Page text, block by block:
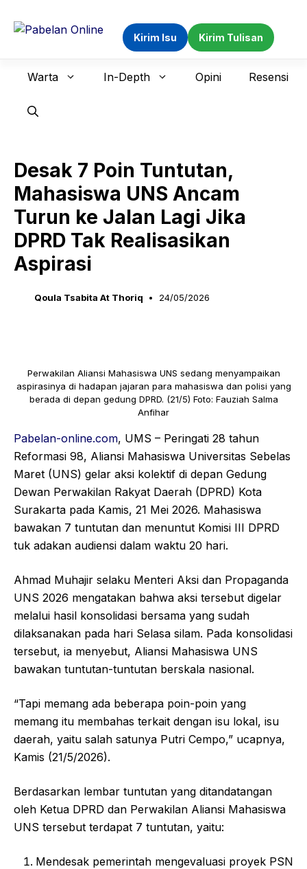
Kirim Isu Kirim Tulisan
Warta In-Depth Opini Resensi
Desak 7 Poin Tuntutan,
Mahasiswa UNS Ancam
Turun ke Jalan Lagi Jika
DPRD Tak Realisasikan
Aspirasi
Qoula Tsabita At Thoriq 24/05/2026
Perwakilan Aliansi Mahasiswa UNS sedang menyampaikan
aspirasinya di hadapan jajaran para mahasiswa dan polisi yang
berada di depan gedung DPRD. (21/5) Foto: Fauziah Salma
Anfihar
Pabelan-online.com, UMS – Peringati 28 tahun
Reformasi 98, Aliansi Mahasiswa Universitas Sebelas
Maret (UNS) gelar aksi kolektif di depan Gedung
Dewan Perwakilan Rakyat Daerah (DPRD) Kota
Surakarta pada Kamis, 21 Mei 2026. Mahasiswa
bawakan 7 tuntutan dan menuntut Komisi III DPRD
tuk adakan audiensi dalam waktu 20 hari.
Ahmad Muhajir selaku Menteri Aksi dan Propaganda
UNS 2026 mengatakan bahwa aksi tersebut digelar
melalui hasil konsolidasi bersama yang sudah
dilaksanakan pada hari Selasa silam. Pada konsolidasi
tersebut, ia menyebut, Aliansi Mahasiswa UNS
bawakan tuntutan-tuntutan berskala nasional.
“Tapi memang ada beberapa poin-poin yang
memang itu membahas terkait dengan isu lokal, isu
daerah, yaitu salah satunya Putri Cempo,” ucapnya,
Kamis (21/5/2026).
Berdasarkan lembar tuntutan yang ditandatangan
oleh Ketua DPRD dan Perwakilan Aliansi Mahasiswa
UNS tersebut terdapat 7 tuntutan, yaitu:
Mendesak pemerintah mengevaluasi proyek PSN